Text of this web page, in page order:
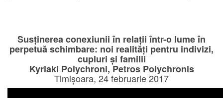
Susținerea conexiunii în relații într-o lume în
perpetuă schimbare: noi realități pentru indivizi,
cupluri și familii
Kyriaki Polychroni, Petros Polychronis
Timișoara, 24 februarie 2017